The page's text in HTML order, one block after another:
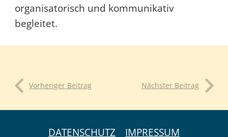
organisatorisch und kommunikativ
begleitet.
Vorheriger Beitrag Nächster Beitrag
DATENSCHUTZ IMPRESSUM